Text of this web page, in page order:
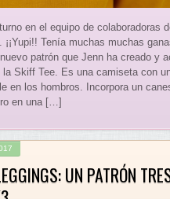
en el equipo de colaboradoras
¡¡Yupi!! Tenía muchas muchas
patrón que Jenn ha creado y
Skiff Tee. Es una camiseta con
en los hombros. Incorpora un
en una […]
UN PATRÓN